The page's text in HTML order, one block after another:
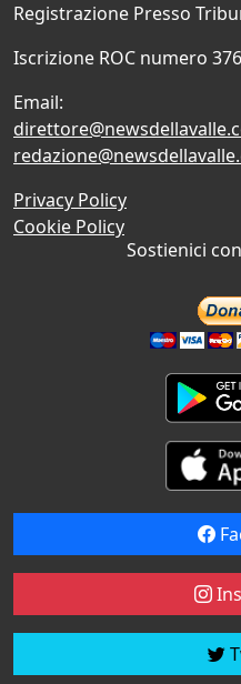
Registrazione Presso
Iscrizione ROC numero
Email:
Privacy Policy
Cookie Policy
Sostienici